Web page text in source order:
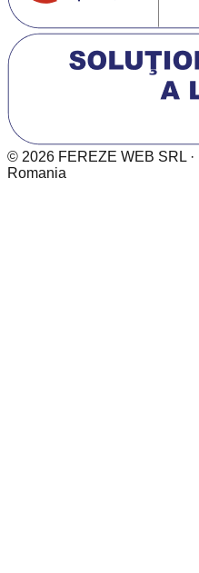
© 2026 FEREZE WEB SRL ·
Romania